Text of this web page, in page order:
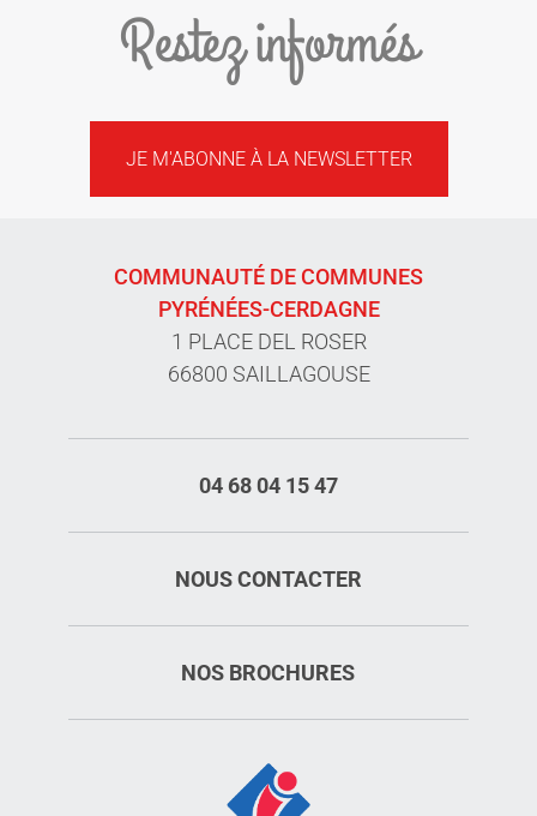
Restez informés
JE M'ABONNE À LA NEWSLETTER
COMMUNAUTÉ DE COMMUNES
PYRÉNÉES-CERDAGNE
1 PLACE DEL ROSER
66800 SAILLAGOUSE
04 68 04 15 47
NOUS CONTACTER
NOS BROCHURES